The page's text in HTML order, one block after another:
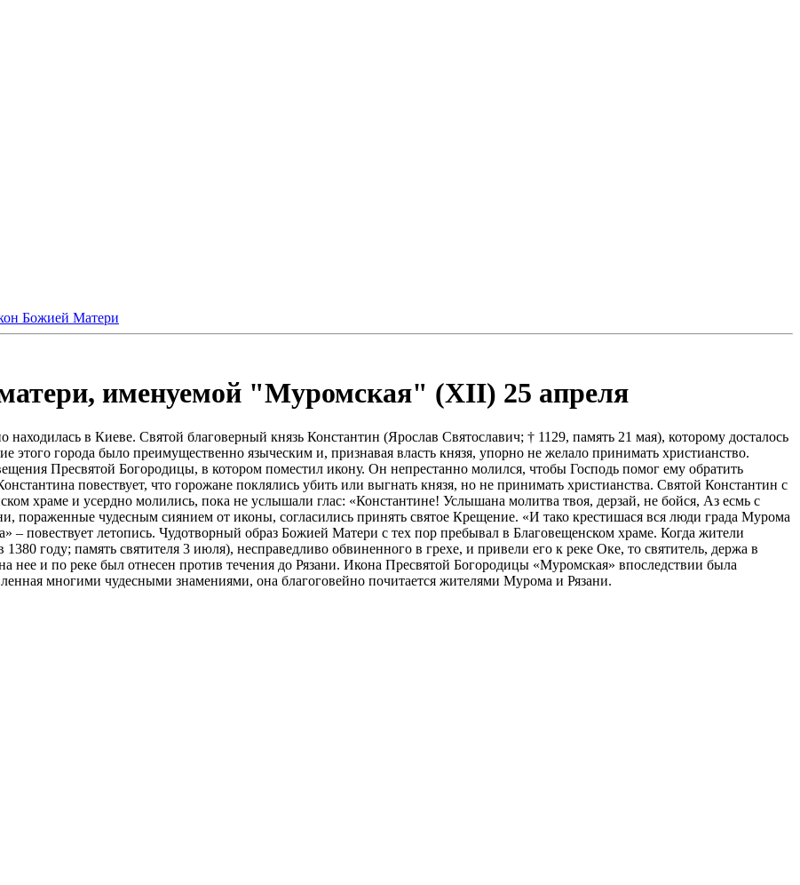
Божией Матери
именуемой "Муромская" (XII) 25 апреля
в Киеве. Святой благоверный князь Константин (Ярослав Святославич; † 1129, память 21 мая), которому досталось
города было преимущественно языческим и, признавая власть князя, упорно не желало принимать христианство.
Пресвятой Богородицы, в котором поместил икону. Он непрестанно молился, чтобы Господь помог ему обратить
повествует, что горожане поклялись убить или выгнать князя, но не принимать христианства. Святой Константин с
храме и усердно молились, пока не услышали глас: «Константине! Услышана молитва твоя, дерзай, не бойся, Аз есмь с
чудесным сиянием от иконы, согласились принять святое Крещение. «И тако крестишася вся люди града Мурома
повествует летопись. Чудотворный образ Божией Матери с тех пор пребывал в Благовещенском храме. Когда жители
году; память святителя 3 июля), несправедливо обвиненного в грехе, и привели его к реке Оке, то святитель, держа в
нее и по реке был отнесен против течения до Рязани. Икона Пресвятой Богородицы «Муромская» впоследствии была
многими чудесными знамениями, она благоговейно почитается жителями Мурома и Рязани.